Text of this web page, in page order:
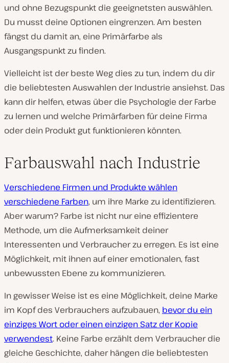
und ohne Bezugspunkt die geeignetsten auswählen.
Du musst deine Optionen eingrenzen. Am besten
fängst du damit an, eine Primärfarbe als
Ausgangspunkt zu finden.
Vielleicht ist der beste Weg dies zu tun, indem du dir
die beliebtesten Auswahlen der Industrie ansiehst. Das
kann dir helfen, etwas über die Psychologie der Farbe
zu lernen und welche Primärfarben für deine Firma
oder dein Produkt gut funktionieren könnten.
Farbauswahl nach Industrie
Verschiedene Firmen und Produkte wählen
verschiedene Farben, um ihre Marke zu identifizieren.
Aber warum? Farbe ist nicht nur eine effizientere
Methode, um die Aufmerksamkeit deiner
Interessenten und Verbraucher zu erregen. Es ist eine
Möglichkeit, mit ihnen auf einer emotionalen, fast
unbewussten Ebene zu kommunizieren.
In gewisser Weise ist es eine Möglichkeit, deine Marke
im Kopf des Verbrauchers aufzubauen, bevor du ein
einziges Wort oder einen einzigen Satz der Kopie
verwendest. Keine Farbe erzählt dem Verbraucher die
gleiche Geschichte, daher hängen die beliebtesten